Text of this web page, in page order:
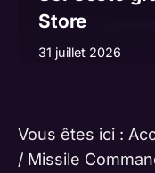
Store
31 juillet 2026
Vous êtes ici :
/ Missile